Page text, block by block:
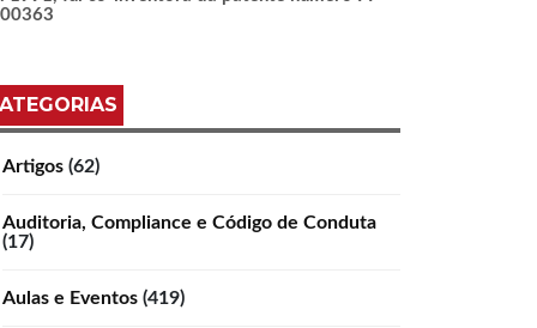
Artigos (62)
Auditoria, Compliance e Código de Conduta
(17)
Aulas e Eventos (419)